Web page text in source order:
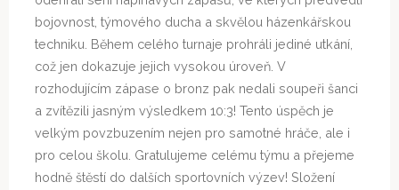
bojovnost, týmového ducha a skvělou házenkářskou
techniku. Během celého turnaje prohráli jediné utkání,
což jen dokazuje jejich vysokou úroveň. V
rozhodujícím zápase o bronz pak nedali soupeři šanci
a zvítězili jasným výsledkem 10:3! Tento úspěch je
velkým povzbuzením nejen pro samotné hráče, ale i
pro celou školu. Gratulujeme celému týmu a přejeme
hodně štěstí do dalších sportovních výzev! Složení